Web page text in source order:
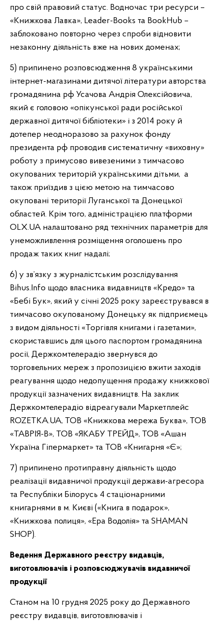
про свій правовий статус. Водночас три ресурси –
«Книжкова Лавка», Leader-Books та BookHub –
заблоковано повторно через спроби відновити
незаконну діяльність вже на нових доменах;
5) припинено розповсюдження 8 українськими
інтернет-магазинами дитячої літератури авторства
громадянина рф Усачова Андрія Олексійовича,
який є головою «опікунської ради російської
державної дитячої бібліотеки» і з 2014 року й
дотепер неодноразово за рахунок фонду
президента рф проводив систематичну «виховну»
роботу з примусово вивезеними з тимчасово
окупованих територій українськими дітьми, а
також приїздив з цією метою на тимчасово
окуповані території Луганської та Донецької
областей. Крім того, адміністрацією платформи
OLX.UA налаштовано ряд технічних параметрів для
унеможливлення розміщення оголошень про
продаж таких книг надалі;
6) у зв’язку з журналістським розслідування
Bihus.Info щодо власника видавництв «Кредо» та
«Бебі Бук», який у січні 2025 року зареєструвався в
тимчасово окупованому Донецьку як підприємець
з видом діяльності «Торгівля книгами і газетами»,
скориставшись для цього паспортом громадянина
росії, Держкомтелерадіо звернувся до
торговельних мереж з пропозицією вжити заходів
реагування щодо недопущення продажу книжкової
продукції зазначених видавництв. На заклик
Держкомтелерадіо відреагували Маркетплейс
ROZETKA.UA, ТОВ «Книжкова мережа Буква», ТОВ
«ТАВРІЯ-В», ТОВ «ЯКАБУ ТРЕЙД», ТОВ «Ашан
Україна Гіпермаркет» та ТОВ «Книгарня «Є»;
7) припинено протиправну діяльність щодо
реалізації видавничої продукції держави-агресора
та Республіки Білорусь 4 стаціонарними
книгарнями в м. Києві («Книга в подарок»,
«Книжкова полиця», «Ера Водолія» та SHAMAN
SHOP).
Ведення Державного реєстру видавців,
виготовлювачів і розповсюджувачів видавничої
продукції
Станом на 10 грудня 2025 року до Державного
реєстру видавців, виготовлювачів і